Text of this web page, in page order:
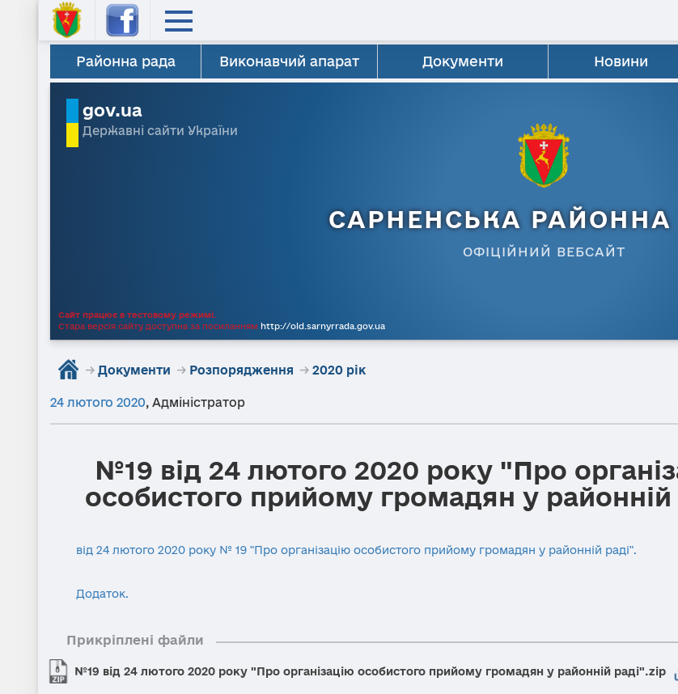
Районна рада Виконавчий апарат Документи Новини
gov.ua
Державні сайти України
САРНЕНСЬКА РАЙОННА
ОФІЦІЙНИЙ ВЕБСАЙТ
Сайт працює в тестовому режимі.
Стара версія сайту доступна за посиланням http://old.sarnyrrada.gov.ua
→ Документи → Розпорядження → 2020 рік
24 лютого 2020, Адміністратор
№19 від 24 лютого 2020 року "Про
особистого прийому громадян у районній
від 24 лютого 2020 року № 19 "Про організацію особистого прийому громадян у районній раді".
Додаток.
Прикріплені файли
№19 від 24 лютого 2020 року "Про організацію особистого прийому громадян у районній раді".zip